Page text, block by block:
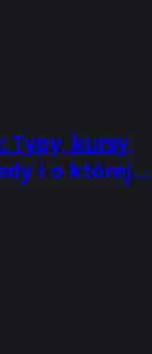
Typy, kursy,
i o której